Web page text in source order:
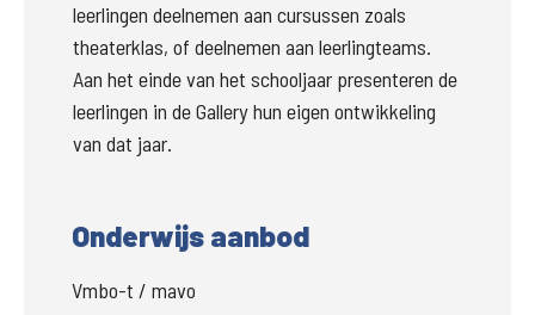
leerlingen deelnemen aan cursussen zoals
theaterklas, of deelnemen aan leerlingteams.
Aan het einde van het schooljaar presenteren de
leerlingen in de Gallery hun eigen ontwikkeling
van dat jaar.
Onderwijs aanbod
Vmbo-t / mavo